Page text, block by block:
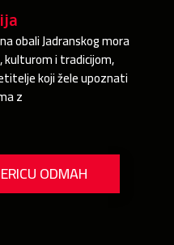
obali Jadranskog mora
kulturom i tradicijom,
koji žele upoznati
z
ODMAH